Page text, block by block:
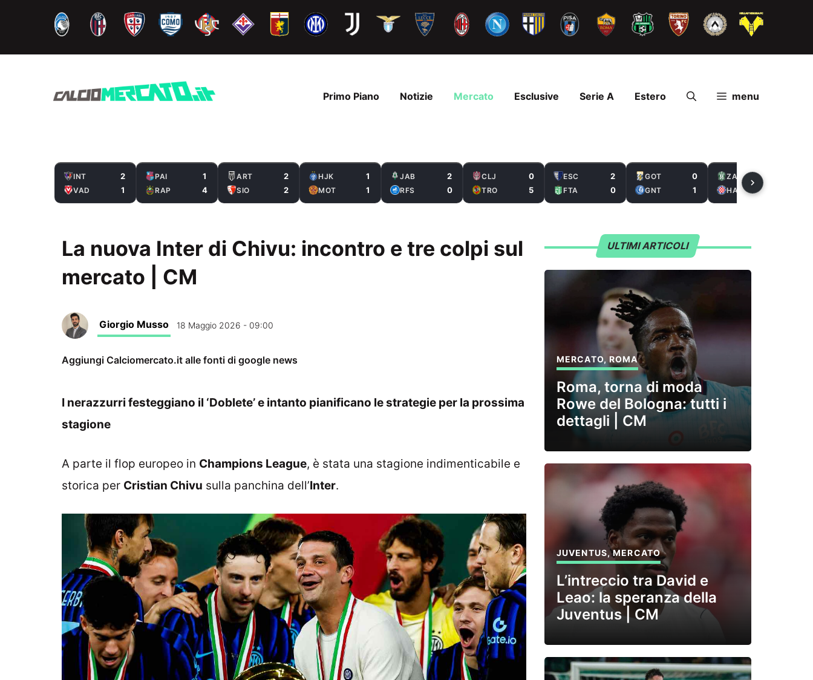
contenuto
Primo Piano Notizie Mercato Esclusive Serie A Estero menu
INT 2
VAD 1
PAI 1
RAP 4
ART 2
SIO 2
HJK 1
MOT 1
JAB 2
RFS 0
CLJ 0
TRO 5
ESC 2
FTA 0
GOT 0
GNT 1
ZAL
HAS
La nuova Inter di Chivu: incontro e tre colpi sul
mercato | CM
Giorgio Musso 18 Maggio 2026 - 09:00
Aggiungi Calciomercato.it alle fonti di google news
I nerazzurri festeggiano il ‘Doblete’ e intanto pianificano le strategie per la prossima
stagione
A parte il flop europeo in Champions League, è stata una stagione indimenticabile e
storica per Cristian Chivu sulla panchina dell’Inter.
ULTIMI ARTICOLI
MERCATO, ROMA
Roma, torna di moda
Rowe del Bologna: tutti i
dettagli | CM
JUVENTUS,MERCATO
L’intreccio tra David e
Leao: la speranza della
Juventus | CM